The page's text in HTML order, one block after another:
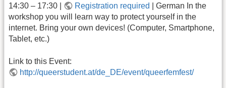
14:30 – 17:30 |
Registration required
| German In the
workshop you will learn way to protect yourself in the
internet. Bring your own devices! (Computer, Smartphone,
Tablet, etc.)
Link to this Event:
http://queerstudent.at/de_DE/event/queerfemfest/